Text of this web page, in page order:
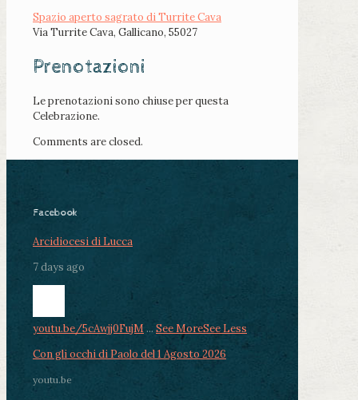
Spazio aperto sagrato di Turrite Cava
Via Turrite Cava, Gallicano, 55027
Prenotazioni
Le prenotazioni sono chiuse per questa
Celebrazione.
Comments are closed.
Facebook
Arcidiocesi di Lucca
7 days ago
youtu.be/5cAwjj0FujM ... See MoreSee Less
Con gli occhi di Paolo del 1 Agosto 2026
youtu.be